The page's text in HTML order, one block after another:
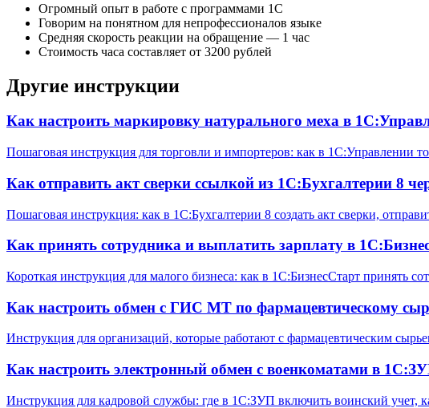
Огромный опыт в работе с программами 1С
Говорим на понятном для непрофессионалов языке
Средняя скорость реакции на обращение — 1 час
Стоимость часа составляет от 3200 рублей
Другие инструкции
Как настроить маркировку натурального меха в
Пошаговая инструкция для торговли и импортеров: как в 1С:Управлении
Как отправить акт сверки ссылкой из 1С:Бухгалтерии 8
Пошаговая инструкция: как в 1С:Бухгалтерии 8 создать акт сверки,
Как принять сотрудника и выплатить зарплату в
Короткая инструкция для малого бизнеса: как в 1С:БизнесСтарт принять
Как настроить обмен с ГИС МТ по фармацевтическому
Инструкция для организаций, которые работают с фармацевтическим
Как настроить электронный обмен с военкоматами в
Инструкция для кадровой службы: где в 1С:ЗУП включить воинский учет,